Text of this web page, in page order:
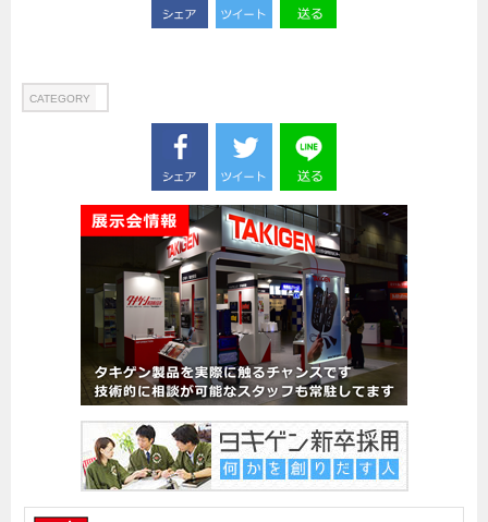
ハイセキュリティ錠前TAKシリーズ
CFRP（炭素繊維強化プラスチック）
ソリューション
船舶・港湾設備
試作・特注品の事例集
SDGs配慮・脱炭素
省力化製品
配電盤・分電盤・キュービクル
医療・福祉・介護関連
ロボット・自動化装置関連
CATEGORY